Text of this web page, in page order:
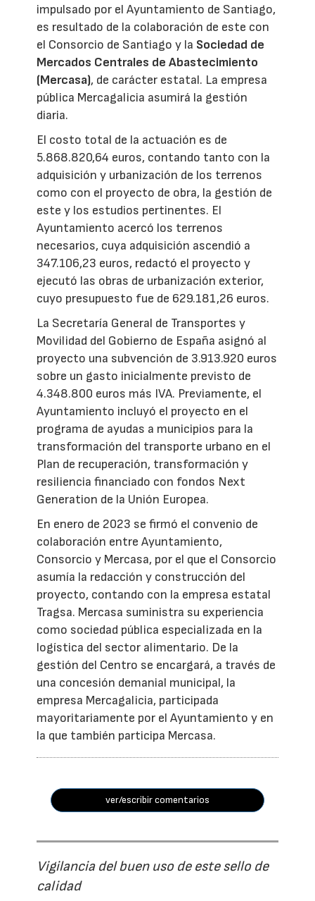
impulsado por el Ayuntamiento de Santiago,
es resultado de la colaboración de este con
el Consorcio de Santiago y la Sociedad de
Mercados Centrales de Abastecimiento
(Mercasa), de carácter estatal. La empresa
pública Mercagalicia asumirá la gestión
diaria.
El costo total de la actuación es de
5.868.820,64 euros, contando tanto con la
adquisición y urbanización de los terrenos
como con el proyecto de obra, la gestión de
este y los estudios pertinentes. El
Ayuntamiento acercó los terrenos
necesarios, cuya adquisición ascendió a
347.106,23 euros, redactó el proyecto y
ejecutó las obras de urbanización exterior,
cuyo presupuesto fue de 629.181,26 euros.
La Secretaría General de Transportes y
Movilidad del Gobierno de España asignó al
proyecto una subvención de 3.913.920 euros
sobre un gasto inicialmente previsto de
4.348.800 euros más IVA. Previamente, el
Ayuntamiento incluyó el proyecto en el
programa de ayudas a municipios para la
transformación del transporte urbano en el
Plan de recuperación, transformación y
resiliencia financiado con fondos Next
Generation de la Unión Europea.
En enero de 2023 se firmó el convenio de
colaboración entre Ayuntamiento,
Consorcio y Mercasa, por el que el Consorcio
asumía la redacción y construcción del
proyecto, contando con la empresa estatal
Tragsa. Mercasa suministra su experiencia
como sociedad pública especializada en la
logística del sector alimentario. De la
gestión del Centro se encargará, a través de
una concesión demanial municipal, la
empresa Mercagalicia, participada
mayoritariamente por el Ayuntamiento y en
la que también participa Mercasa.
ver/escribir comentarios
Vigilancia del buen uso de este sello de
calidad